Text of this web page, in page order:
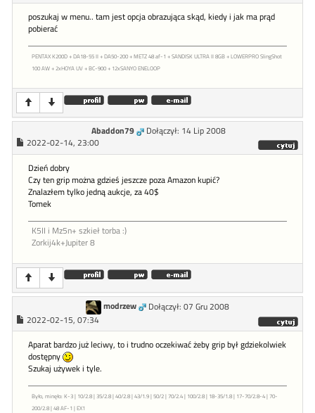
poszukaj w menu.. tam jest opcja obrazująca skąd, kiedy i jak ma prąd
pobierać
PENTAX K200D + DA18-55 II + DA50-200 + METZ 48 af-1 + SANDISK ULTRA II 8GB + LOWERPRO SlingShot
100 AW + 2xHOYA UV + BC-900 + 12xSANYO ENELOOP
Abaddon79
Dołączył: 14 Lip 2008
2022-02-14, 23:00
Dzień dobry
Czy ten grip można gdzieś jeszcze poza Amazon kupić?
Znalazłem tylko jedną aukcje, za 40$
Tomek
K5II i Mz5n+ szkieł torba :)
Zorkij4k+Jupiter 8
modrzew
Dołączył: 07 Gru 2008
2022-02-15, 07:34
Aparat bardzo już leciwy, to i trudno oczekiwać żeby grip był gdziekolwiek
dostępny
Szukaj używek i tyle.
Było, minęło: K-3 | 10/2.8 | 35/2.8 | 40/2.8 | 43/1.9 | 50/2 | 70/2.4 | 100/2.8 | 18-35/1.8 | 17-70/2.8-4 | 70-
200/2.8 | 48 AF-1 | EX1